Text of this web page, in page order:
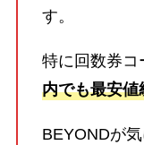
す。
特に回数券コ
内でも最安値
BEYONDが